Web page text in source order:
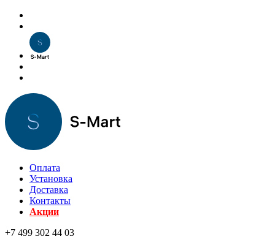
Оплата
Установка
Доставка
Контакты
Акции
+7 499 302 44 03